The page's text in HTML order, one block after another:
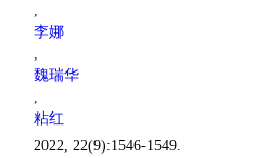
,
李娜
,
魏瑞华
,
粘红
2022, 22(9):1546-1549.